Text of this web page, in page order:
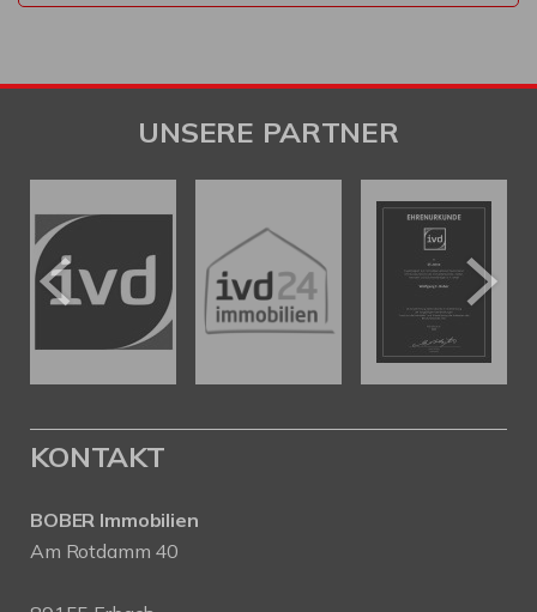
UNSERE PARTNER
KONTAKT
BOBER Immobilien
Am Rotdamm 40